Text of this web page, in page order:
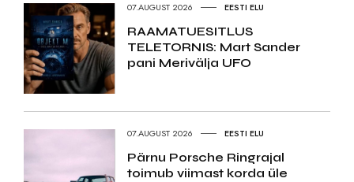
07.AUGUST 2026 EESTI ELU
RAAMATUESITLUS
TELETORNIS: Mart Sander
pani Merivälja UFO
07.AUGUST 2026 EESTI ELU
Pärnu Porsche Ringrajal
toimub viimast korda üle